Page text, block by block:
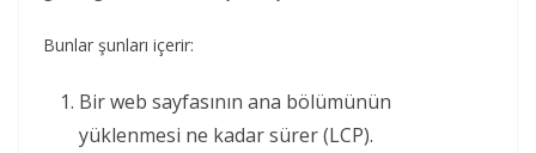
Bunlar şunları içerir:
Bir web sayfasının ana bölümünün
yüklenmesi ne kadar sürer (LCP).